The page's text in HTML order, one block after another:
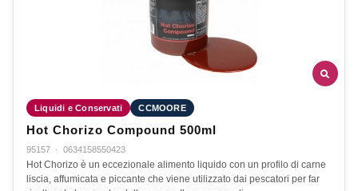
Liquidi e Conservati CCMOORE
Hot Chorizo Compound 500ml
95157 · 0634158550423
Hot Chorizo è un eccezionale alimento liquido con un profilo di carne
liscia, affumicata e piccante che viene utilizzato dai pescatori per far